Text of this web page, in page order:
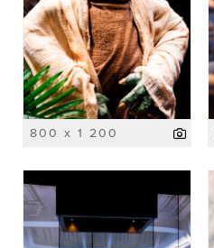
800 x 1 200